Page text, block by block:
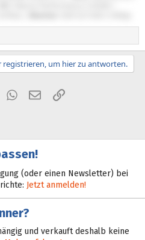
um hier zu antworten.
WhatsApp
E-MailLink
(oder einen Newsletter) bei
Jetzt anmelden!
und verkauft deshalb keine